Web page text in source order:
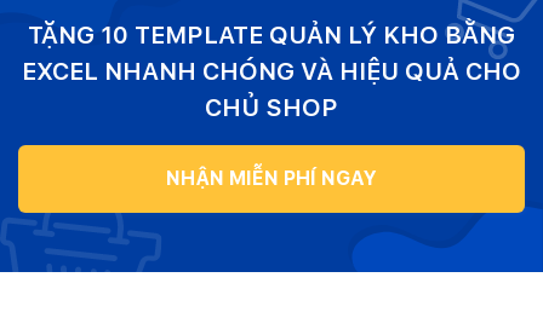
TẶNG 10 TEMPLATE QUẢN LÝ KHO BẰNG
EXCEL NHANH CHÓNG VÀ HIỆU QUẢ CHO
CHỦ SHOP
NHẬN MIỄN PHÍ NGAY